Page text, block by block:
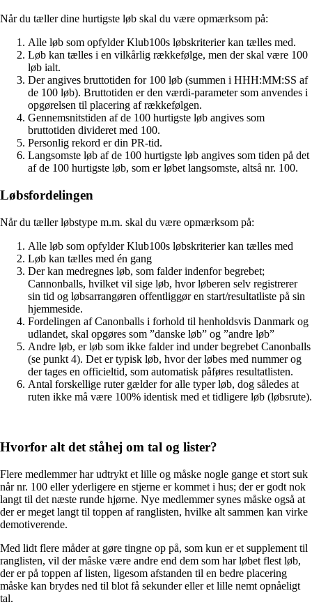
Når du tæller dine hurtigste løb skal du være opmærksom på:
Alle løb som opfylder Klub100s løbskriterier kan tælles med.
Løb kan tælles i en vilkårlig rækkefølge, men der skal være 100
løb ialt.
Der angives bruttotiden for 100 løb (summen i HHH:MM:SS af
de 100 løb). Bruttotiden er den værdi-parameter som anvendes i
opgørelsen til placering af rækkefølgen.
Gennemsnitstiden af de 100 hurtigste løb angives som
bruttotiden divideret med 100.
Personlig rekord er din PR-tid.
Langsomste løb af de 100 hurtigste løb angives som tiden på det
af de 100 hurtigste løb, som er løbet langsomste, altså nr. 100.
Løbsfordelingen
Når du tæller løbstype m.m. skal du være opmærksom på:
Alle løb som opfylder Klub100s løbskriterier kan tælles med
Løb kan tælles med én gang
Der kan medregnes løb, som falder indenfor begrebet;
Cannonballs, hvilket vil sige løb, hvor løberen selv registrerer
sin tid og løbsarrangøren offentliggør en start/resultatliste på sin
hjemmeside.
Fordelingen af Canonballs i forhold til henholdsvis Danmark og
udlandet, skal opgøres som ”danske løb” og ”andre løb”
Andre løb, er løb som ikke falder ind under begrebet Canonballs
(se punkt 4). Det er typisk løb, hvor der løbes med nummer og
der tages en officieltid, som automatisk påføres resultatlisten.
Antal forskellige ruter gælder for alle typer løb, dog således at
ruten ikke må være 100% identisk med et tidligere løb (løbsrute).
Hvorfor alt det ståhej om tal og lister?
Flere medlemmer har udtrykt et lille og måske nogle gange et stort suk
når nr. 100 eller yderligere en stjerne er kommet i hus; der er godt nok
langt til det næste runde hjørne. Nye medlemmer synes måske også at
der er meget langt til toppen af ranglisten, hvilke alt sammen kan virke
demotiverende.
Med lidt flere måder at gøre tingne op på, som kun er et supplement til
ranglisten, vil der måske være andre end dem som har løbet flest løb,
der er på toppen af listen, ligesom afstanden til en bedre placering
måske kan brydes ned til blot få sekunder eller et lille nemt opnåeligt
tal.